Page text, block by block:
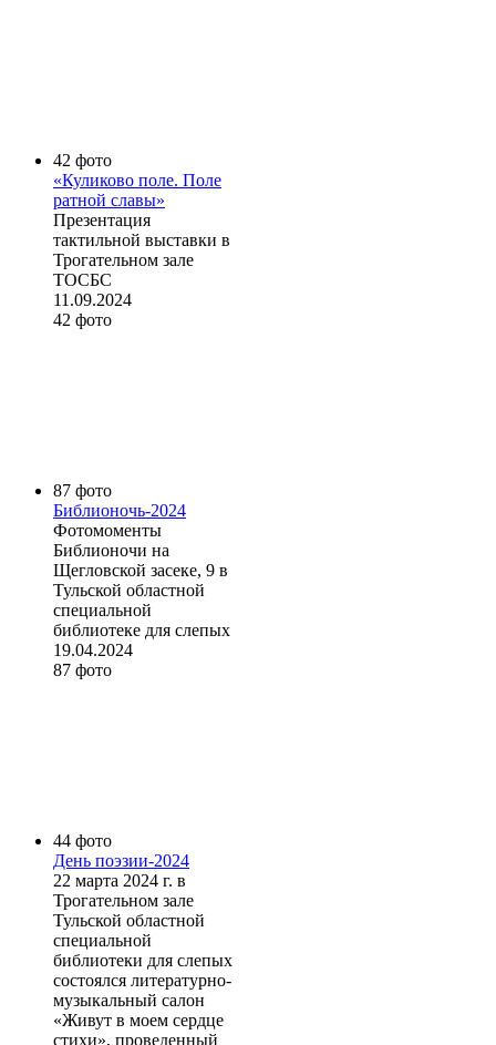
42 фото
«Куликово поле. Поле
ратной славы»
Презентация
тактильной выставки в
Трогательном зале
ТОСБС
11.09.2024
42 фото
87 фото
Библионочь-2024
Фотомоменты
Библионочи на
Щегловской засеке, 9 в
Тульской областной
специальной
библиотеке для слепых
19.04.2024
87 фото
44 фото
День поэзии-2024
22 марта 2024 г. в
Трогательном зале
Тульской областной
специальной
библиотеки для слепых
состоялся литературно-
музыкальный салон
«Живут в моем сердце
стихи», проведенный